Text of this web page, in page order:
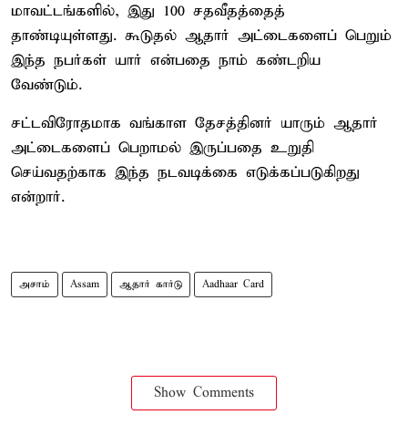
மாவட்டங்களில், இது 100 சதவீதத்தைத்
தாண்டியுள்ளது. கூடுதல் ஆதார் அட்டைகளைப் பெறும்
இந்த நபர்கள் யார் என்பதை நாம் கண்டறிய
வேண்டும்.
சட்டவிரோதமாக வங்காள தேசத்தினர் யாரும் ஆதார்
அட்டைகளைப் பெறாமல் இருப்பதை உறுதி
செய்வதற்காக இந்த நடவடிக்கை எடுக்கப்படுகிறது
என்றார்.
அசாம் Assam ஆதார் கார்டு Aadhaar Card
Show Comments